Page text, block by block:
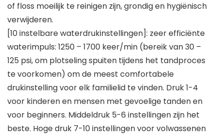
of floss moeilijk te reinigen zijn, grondig en hygiënisch
verwijderen.
[10 instelbare waterdrukinstellingen]: zeer efficiënte
waterimpuls: 1250 – 1700 keer/min (bereik van 30 –
125 psi, om plotseling spuiten tijdens het tandproces
te voorkomen) om de meest comfortabele
drukinstelling voor elk familielid te vinden. Druk 1-4
voor kinderen en mensen met gevoelige tanden en
voor beginners. Middeldruk 5-6 instellingen zijn het
beste. Hoge druk 7-10 instellingen voor volwassenen